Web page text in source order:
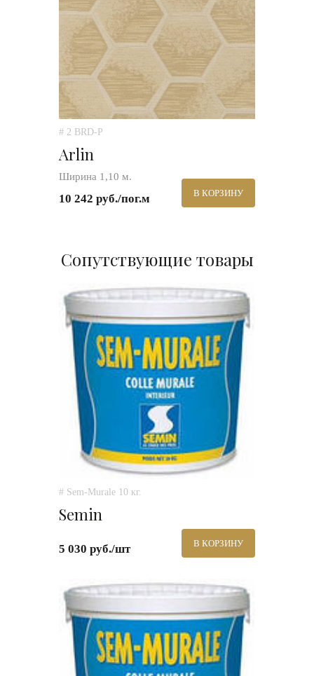
# 2 BRD-P
Arlin
Ширина 1,10 м.
10 242 руб./пог.м В КОРЗИНУ
Сопутствующие товары
# Sem-Murale 10 кг.
Semin
5 030 руб./шт В КОРЗИНУ